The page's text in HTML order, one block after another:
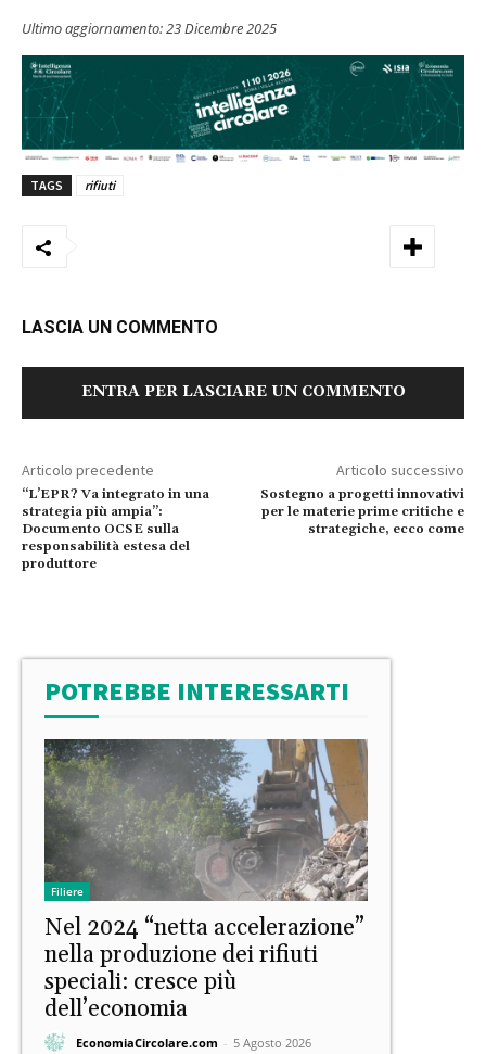
Ultimo aggiornamento:23 Dicembre 2025
TAGS rifiuti
LASCIA UN COMMENTO
ENTRA PER LASCIARE UN COMMENTO
Articolo precedente
“L’EPR? Va integrato in una
strategia più ampia”:
Documento OCSE sulla
responsabilità estesa del
produttore
Articolo successivo
Sostegno a progetti innovativi
per le materie prime critiche e
strategiche, ecco come
POTREBBE INTERESSARTI
Filiere
Nel 2024 “netta accelerazione”
nella produzione dei rifiuti
speciali: cresce più
dell’economia
EconomiaCircolare.com - 5 Agosto 2026